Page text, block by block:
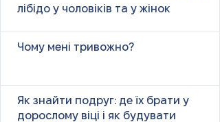
лібідо у чоловіків та у жінок
Чому мені тривожно?
Як знайти подруг: де їх брати у
дорослому віці і як будувати